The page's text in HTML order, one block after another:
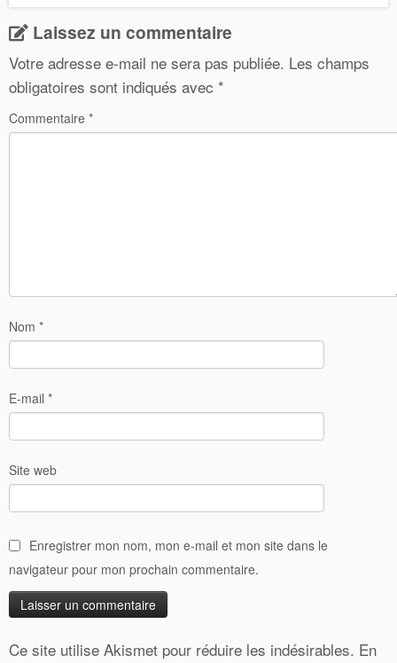
Laissez un commentaire
Votre adresse e-mail ne sera pas publiée. Les champs
obligatoires sont indiqués avec *
Commentaire *
Nom *
E-mail *
Site web
Enregistrer mon nom, mon e-mail et mon site dans le
navigateur pour mon prochain commentaire.
Ce site utilise Akismet pour réduire les indésirables. En